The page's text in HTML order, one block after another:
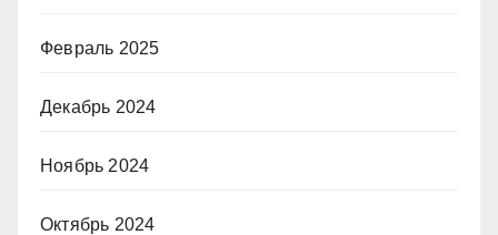
Февраль 2025
Декабрь 2024
Ноябрь 2024
Октябрь 2024